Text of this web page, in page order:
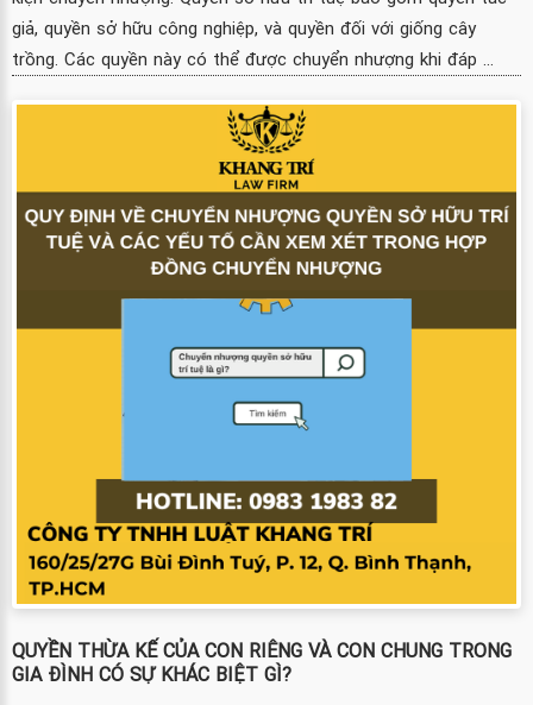
giả, quyền sở hữu công nghiệp, và quyền đối với giống cây
trồng. Các quyền này có thể được chuyển nhượng khi đáp ...
QUYỀN THỪA KẾ CỦA CON RIÊNG VÀ CON CHUNG TRONG
GIA ĐÌNH CÓ SỰ KHÁC BIỆT GÌ?